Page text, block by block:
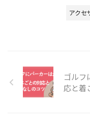
アクセ
ゴルフ
応と着